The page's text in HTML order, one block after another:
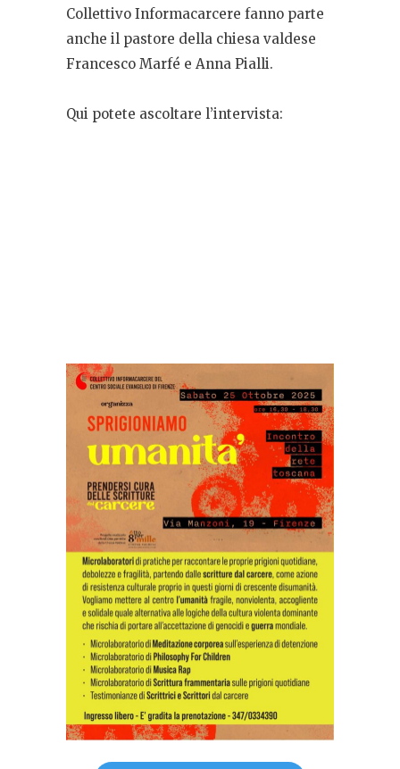
Collettivo Informacarcere fanno parte
anche il pastore della chiesa valdese
Francesco Marfé e Anna Pialli.
Qui potete ascoltare l’intervista: